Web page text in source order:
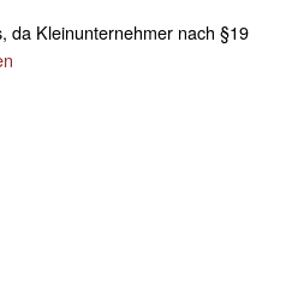
da Kleinunternehmer nach §19